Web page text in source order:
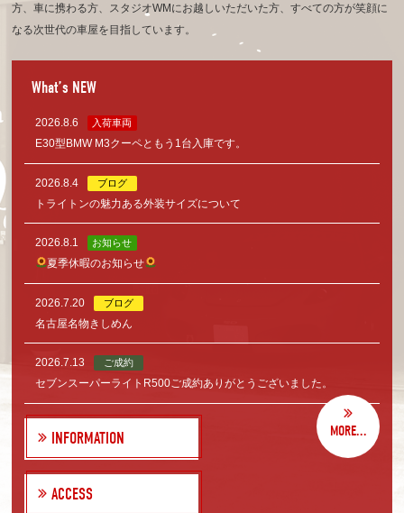
方、車に携わる方、
スタジオWMにお越しいただいた方、すべての方が笑顔に
なる次世代の車屋を目指しています。
What’s NEW
2026.8.6 入荷車両
E30型BMW M3クーペともう1台入庫です。
2026.8.4 ブログ
トライトンの魅力ある外装サイズについて
2026.8.1 お知らせ
夏季休暇のお知らせ
2026.7.20 ブログ
名古屋名物きしめん
2026.7.13 ご成約
セブンスーパーライトR500ご成約ありがとうございました。
MORE...
INFORMATION
ACCESS